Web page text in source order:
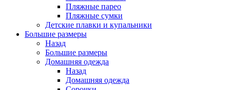
Пляжные парео
Пляжные сумки
Детские плавки и купальники
Большие размеры
Назад
Большие размеры
Домашняя одежда
Назад
Домашняя одежда